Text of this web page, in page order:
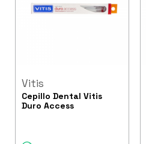
Vitis
Cepillo Dental Vitis
Duro Access